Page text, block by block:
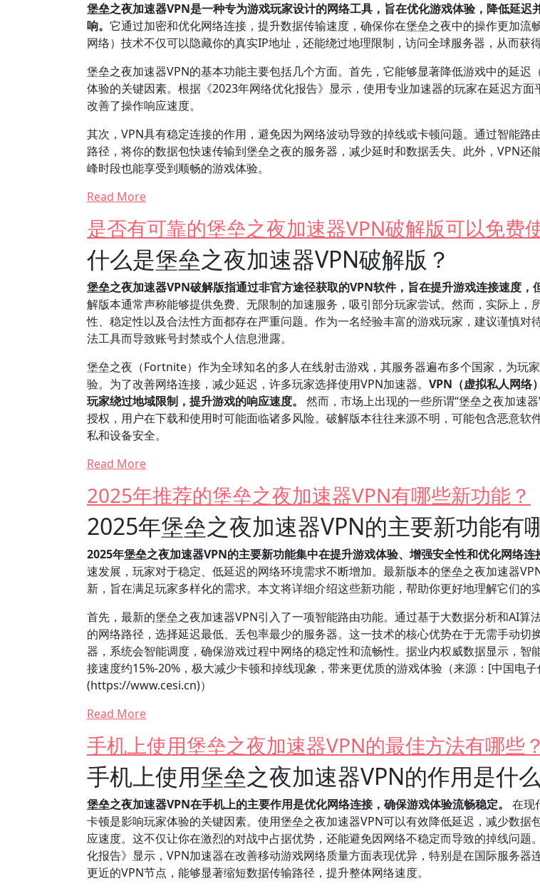
堡垒之夜加速器VPN是一种专为游戏玩家设计的网络工具，旨在优化游戏体验，降低延迟
响。 它通过加密和优化网络连接，提升数据传输速度，确保你在堡垒之夜中的操作更加流
网络）技术不仅可以隐藏你的真实IP地址，还能绕过地理限制，访问全球服务器，从而获
堡垒之夜加速器VPN的基本功能主要包括几个方面。首先，它能够显著降低游戏中的延迟
体验的关键因素。根据《2023年网络优化报告》显示，使用专业加速器的玩家在延迟方面
改善了操作响应速度。
其次，VPN具有稳定连接的作用，避免因为网络波动导致的掉线或卡顿问题。通过智能路
路径，将你的数据包快速传输到堡垒之夜的服务器，减少延时和数据丢失。此外，VPN还
峰时段也能享受到顺畅的游戏体验。
Read More
是否有可靠的堡垒之夜加速器VPN破解版可以免费
什么是堡垒之夜加速器VPN破解版？
堡垒之夜加速器VPN破解版指通过非官方途径获取的VPN软件，旨在提升游戏连接速度，
解版本通常声称能够提供免费、无限制的加速服务，吸引部分玩家尝试。然而，实际上，
性、稳定性以及合法性方面都存在严重问题。作为一名经验丰富的游戏玩家，建议谨慎对
法工具而导致账号封禁或个人信息泄露。
堡垒之夜（Fortnite）作为全球知名的多人在线射击游戏，其服务器遍布多个国家，为玩
验。为了改善网络连接，减少延迟，许多玩家选择使用VPN加速器。 VPN（虚拟私人网络
玩家绕过地域限制，提升游戏的响应速度。
然而，市场上出现的一些所谓“堡垒之夜加速
授权，用户在下载和使用时可能面临诸多风险。破解版本往往来源不明，可能包含恶意软
私和设备安全。
Read More
2025年推荐的堡垒之夜加速器VPN有哪些新功能？
2025年堡垒之夜加速器VPN的主要新功能有
2025年堡垒之夜加速器VPN的主要新功能集中在提升游戏体验、增强安全性和优化网络连
速发展，玩家对于稳定、低延迟的网络环境需求不断增加。最新版本的堡垒之夜加速器
新，旨在满足玩家多样化的需求。本文将详细介绍这些新功能，帮助你更好地理解它们的
首先，最新的堡垒之夜加速器VPN引入了一项智能路由功能。通过基于大数据分析和AI算
的网络路径，选择延迟最低、丢包率最少的服务器。这一技术的核心优势在于无需手动切
器，系统会智能调度，确保游戏过程中网络的稳定性和流畅性。据业内权威数据显示，智
接速度约15%-20%，极大减少卡顿和掉线现象，带来更优质的游戏体验（来源：[中国电
(https://www.cesi.cn)）
Read More
手机上使用堡垒之夜加速器VPN的最佳方法有哪些？
手机上使用堡垒之夜加速器VPN的作用是什
堡垒之夜加速器VPN在手机上的主要作用是优化网络连接，确保游戏体验流畅稳定。
在现
卡顿是影响玩家体验的关键因素。使用堡垒之夜加速器VPN可以有效降低延迟，减少数据
应速度。这不仅让你在激烈的对战中占据优势，还能避免因网络不稳定而导致的掉线问题
化报告》显示，VPN加速器在改善移动游戏网络质量方面表现优异，特别是在国际服务器
更近的VPN节点，能够显著缩短数据传输路径，提升整体网络速度。